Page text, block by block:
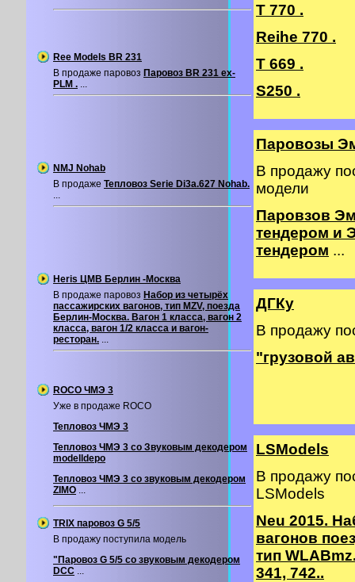
Ree Models BR 231
В продаже паровоз Паровоз BR 231 ex-
PLM . ...
NMJ Nohab
В продаже Тепловоз Serie Di3a.627 Nohab.
...
Heris ЦМВ Берлин -Москва
В продаже паровоз Набор из четырёх
пассажирских вагонов, тип MZV, поезда
Берлин-Москва. Вагон 1 класса, вагон 2
класса, вагон 1/2 класса и вагон-
ресторан. ...
ROCO ЧМЭ 3
Уже в продаже ROCO
Тепловоз ЧМЭ 3
Тепловоз ЧМЭ 3 со Звуковым декодером
modelldepo
Тепловоз ЧМЭ 3 со звуковым декодером
ZIMO ...
TRIX паровоз G 5/5
В продажу поступила модель
"Паровоз G 5/5 со звуковым декодером
DCC ...
T 770 .
Reihe 770 .
T 669 .
S250 .
Паровозы
В продажу
модели
Паровзов
тендером и
тендером ...
ДГКу
В продажу
"грузовой
LSModels
В продажу
LSModels
Neu 2015.
вагонов
тип
341, 742..